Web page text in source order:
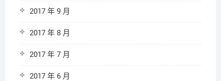
2017 年 9 月
2017 年 8 月
2017 年 7 月
2017 年 6 月